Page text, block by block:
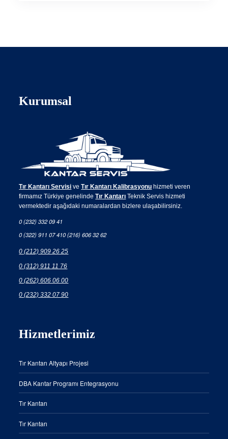
Kurumsal
Tır Kantarı Servisi veTır Kantarı Kalibrasyonu hizmeti veren
firmamız Türkiye genelindeTır Kantarı Teknik Servis hizmeti
vermektedir aşağıdaki numaralardan bizlere ulaşabilirsiniz.
0 (232) 332 09 41
0 (322) 911 07 410 (216) 606 32 62
0 (212) 909 26 25
0 (312) 911 11 76
0 (262) 606 06 00
0 (232) 332 07 90
Hizmetlerimiz
Tır Kantarı Altyapı Projesi
DBA Kantar Programı Entegrasyonu
Tır Kantarı
Tır Kantarı